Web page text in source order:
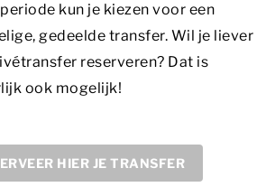
kun je kiezen voor een
gedeelde transfer. Wil je liever
reserveren? Dat is
ook mogelijk!
HIER JE TRANSFER